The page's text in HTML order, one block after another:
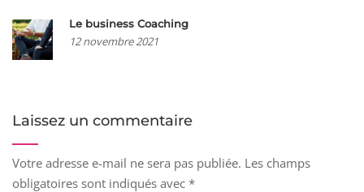
Le business Coaching
12 novembre 2021
Laissez un commentaire
Votre adresse e-mail ne sera pas publiée. Les champs
obligatoires sont indiqués avec *